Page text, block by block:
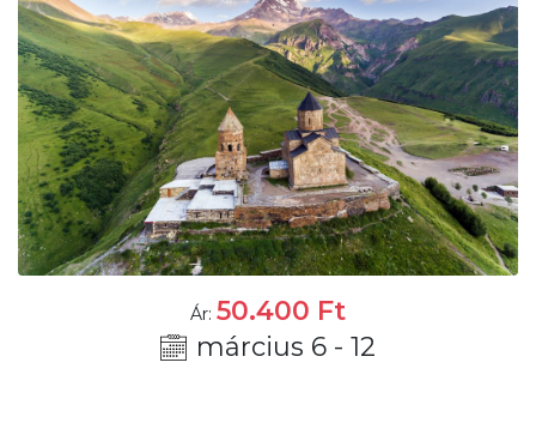
Ár: 50.400 Ft
március 6 - 12